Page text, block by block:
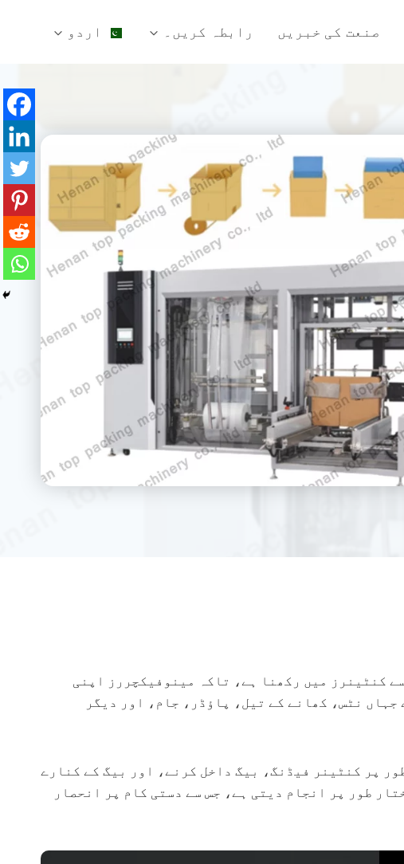
صنعت کی خبریں رابطہ کریں۔ اردو
کنٹینرز میں رکھنا ہے، تاکہ مینوفیکچررز اپنی
نٹس، کھانے کے تیل، پاؤڈر، جام، اور دیگر
پر کنٹینر فیڈنگ، بیگ داخل کرنے، اور بیگ کے کنارے
طور پر انجام دیتی ہے، جس سے دستی کام پر انحصار